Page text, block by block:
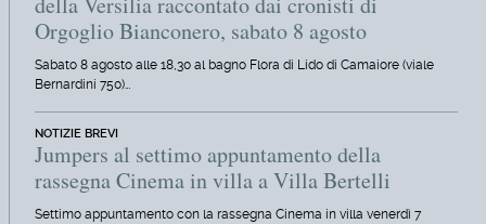
Orgoglio Bianconero, sabato 8 agosto
Sabato 8 agosto alle 18,30 al bagno Flora di Lido di Camaiore (viale
Bernardini 750)…
NOTIZIE BREVI
Jumpers al settimo appuntamento della
rassegna Cinema in villa a Villa Bertelli
Settimo appuntamento con la rassegna Cinema in villa venerdì 7